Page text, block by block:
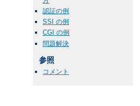
認証の例
SSI の例
CGI の例
問題解決
参照
コメント